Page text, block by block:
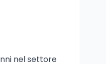
nel settore